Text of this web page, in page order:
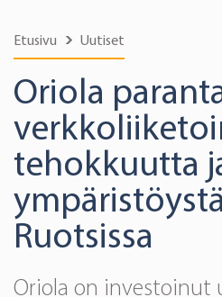
Etusivu Uutiset
Oriola
tehokkuutta
Ruotsissa
Oriola on investoinut